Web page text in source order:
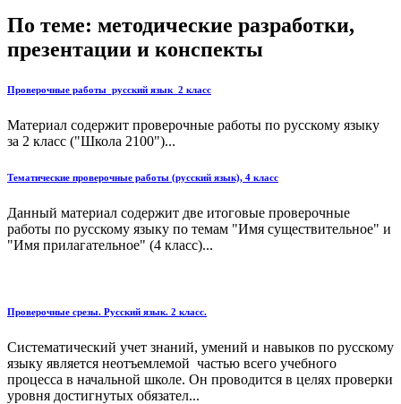
По теме: методические разработки,
презентации и конспекты
Проверочные работы_русский язык_2 класс
Материал содержит проверочные работы по русскому языку
за 2 класс ("Школа 2100")...
Тематические проверочные работы (русский язык), 4 класс
Данный материал содержит две итоговые проверочные
работы по русскому языку по темам "Имя существительное" и
"Имя прилагательное" (4 класс)...
Проверочные срезы. Русский язык. 2 класс.
Систематический учет знаний, умений и навыков по русскому
языку является неотъемлемой частью всего учебного
процесса в начальной школе. Он проводится в целях проверки
уровня достигнутых обязател...